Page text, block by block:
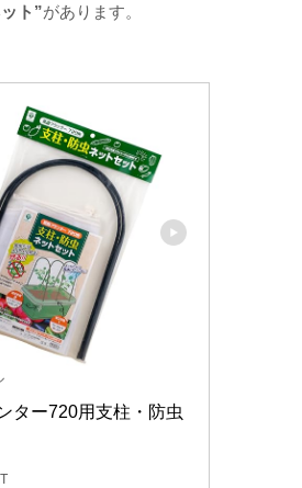
ト”があります。
ター720用支柱・防虫